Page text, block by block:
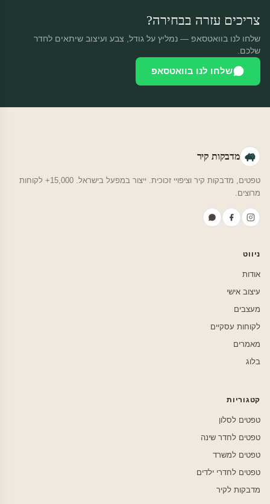
צריכים עזרה בבחירה?
שלחו לנו בוואטסאפ — נמליץ על גודל, צבע ועיצוב שיתאים לחדר
שלכם.
שלחו לנו בוואטסאפ
מדבקות קיר
טפטים, מדבקות קיר וציפויי זכוכית. ייצור במפעל בישראל. 15,000+ לקוחות
מרוצים.
ניווט
אודות
עיצוב אישי
מעצבים
לקוחות עסקיים
מאמרים
בלוג
קטגוריות
טפטים לסלון
טפטים לחדר שינה
טפטים למשרד
טפטים לחדרי ילדים
מדבקות לקיר